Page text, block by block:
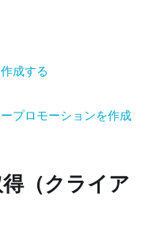
成する
プロモーションを作成
（クライア